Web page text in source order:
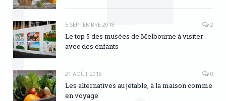
5 SEPTEMBRE 2018 2
Le top 5 des musées de Melbourne à visiter
avec des enfants
21 AOÛT 2018 0
Les alternatives au jetable, à la maison comme
en voyage